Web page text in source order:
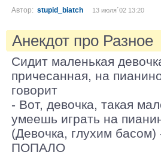
Автор: stupid_biatch 13 июля´02 13:20
Анекдот про Разное
Сидит маленькая
причесанная, на
говорит
- Вот, девочка, такая
умеешь играть на
(Девочка, глухим
ПОПАЛО